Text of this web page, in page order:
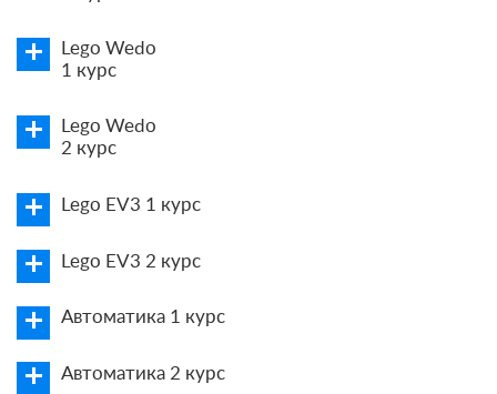
Lego Wedo
1 курс
Lego Wedo
2 курс
Lego EV3 1 курс
Lego EV3 2 курс
Автоматика 1 курс
Автоматика 2 курс